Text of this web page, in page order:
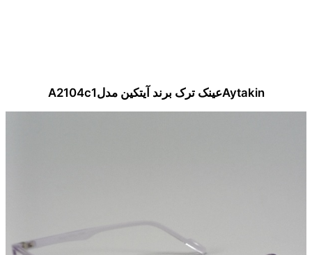
Aytakinعینک ترک برند آیتکین مدلA2104c1